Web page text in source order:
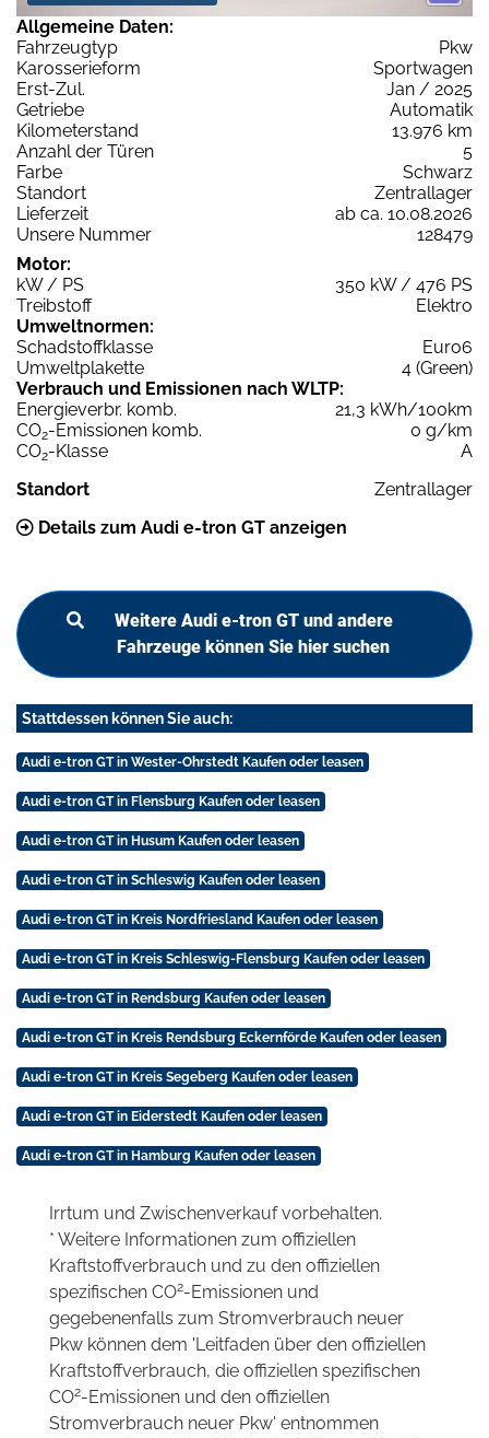
Allgemeine Daten:
Fahrzeugtyp
Pkw
Karosserieform
Sportwagen
Erst-Zul.
Jan / 2025
Getriebe
Automatik
Kilometerstand
13.976 km
Anzahl der Türen
5
Farbe
Schwarz
Standort
Zentrallager
Lieferzeit
ab ca. 10.08.2026
Unsere Nummer
128479
Motor:
kW / PS
350 kW / 476 PS
Treibstoff
Elektro
Umweltnormen:
Schadstoffklasse
Euro6
Umweltplakette
4 (Green)
Verbrauch und Emissionen nach WLTP:
Energieverbr. komb.
21,3 kWh/100km
CO2-Emissionen komb.
0 g/km
CO2-Klasse
A
Standort
Zentrallager
Details zum Audi e-tron GT anzeigen
Weitere Audi e-tron GT und andere
Fahrzeuge können Sie hier suchen
Stattdessen können Sie auch:
Audi e-tron GT in Wester-Ohrstedt Kaufen oder leasen
Audi e-tron GT in Flensburg Kaufen oder leasen
Audi e-tron GT in Husum Kaufen oder leasen
Audi e-tron GT in Schleswig Kaufen oder leasen
Audi e-tron GT in Kreis Nordfriesland Kaufen oder leasen
Audi e-tron GT in Kreis Schleswig-Flensburg Kaufen oder leasen
Audi e-tron GT in Rendsburg Kaufen oder leasen
Audi e-tron GT in Kreis Rendsburg Eckernförde Kaufen oder leasen
Audi e-tron GT in Kreis Segeberg Kaufen oder leasen
Audi e-tron GT in Eiderstedt Kaufen oder leasen
Audi e-tron GT in Hamburg Kaufen oder leasen
Irrtum und Zwischenverkauf vorbehalten.
* Weitere Informationen zum offiziellen
Kraftstoffverbrauch und zu den offiziellen
spezifischen CO2-Emissionen und
gegebenenfalls zum Stromverbrauch neuer
Pkw können dem 'Leitfaden über den offiziellen
Kraftstoffverbrauch, die offiziellen spezifischen
CO2-Emissionen und den offiziellen
Stromverbrauch neuer Pkw' entnommen